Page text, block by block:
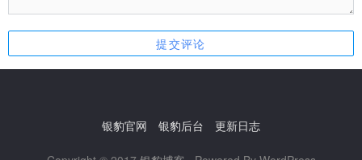
银豹官网 银豹后台 更新日志